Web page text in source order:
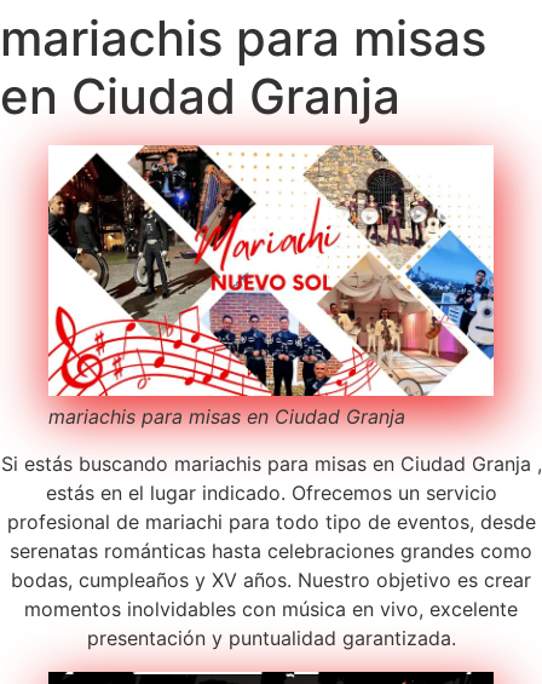
mariachis para misas
en Ciudad Granja
mariachis para misas en Ciudad Granja
Si estás buscando mariachis para misas en Ciudad Granja ,
estás en el lugar indicado. Ofrecemos un servicio
profesional de mariachi para todo tipo de eventos, desde
serenatas románticas hasta celebraciones grandes como
bodas, cumpleaños y XV años. Nuestro objetivo es crear
momentos inolvidables con música en vivo, excelente
presentación y puntualidad garantizada.